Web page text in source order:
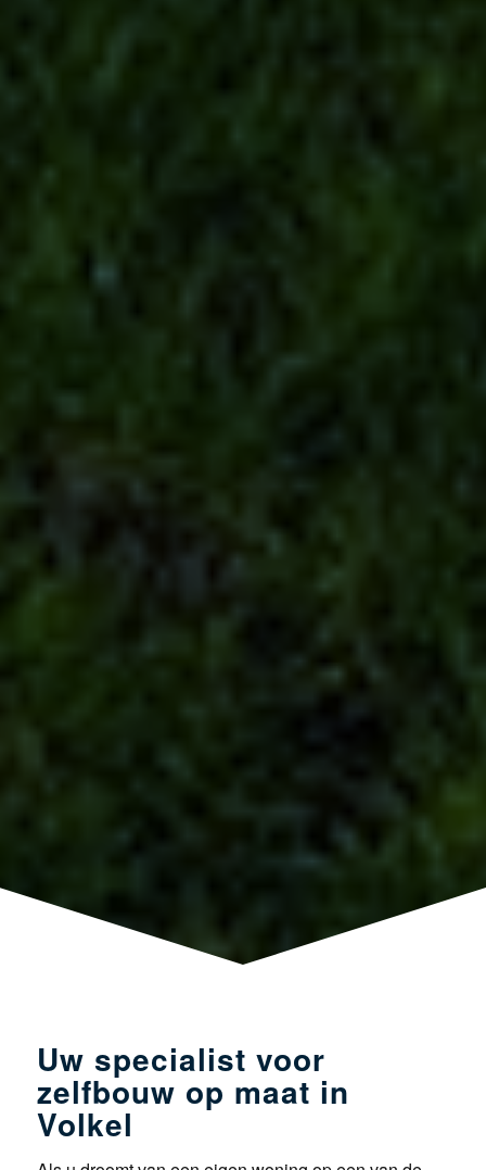
Uw specialist voor
zelfbouw op maat in
Volkel